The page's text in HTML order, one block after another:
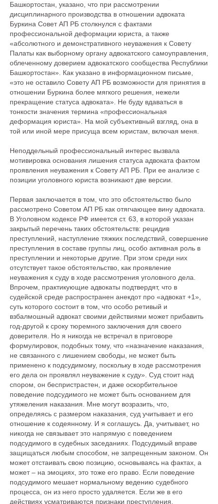
Башкортостан, указано, что при рассмотрении
дисциплинарного производства в отношении адвоката
Буркина Совет АП РБ столкнулся с фактами
профессиональной деформации юриста, а также
«абсолютного и демонстративного неуважения к Совету
Палаты как выборному органу адвокатского самоуправления,
облеченному доверием адвокатского сообщества Республики
Башкортостан». Как указано в информационном письме,
«это не оставило Совету АП РБ возможности для принятия в
отношении Буркина более мягкого решения, нежели
прекращение статуса адвоката». Не буду вдаваться в
тонкости значения термина «профессиональная
деформация юриста». На мой субъективный взгляд, она в
той или иной мере присуща всем юристам, включая меня.
Неподдельный профессиональный интерес вызвала
мотивировка основания лишения статуса адвоката фактом
проявления неуважения к Совету АП РБ. При ее анализе с
позиции уголовного юриста возникают две версии.
Первая заключается в том, что это обстоятельство было
рассмотрено Советом АП РБ как отягчающее вину адвоката.
В Уголовном кодексе РФ имеется ст. 63, в которой указан
закрытый перечень таких обстоятельств: рецидив
преступлений, наступление тяжких последствий, совершение
преступления в составе группы лиц, особо активная роль в
преступлении и некоторые другие. При этом среди них
отсутствует такое обстоятельство, как проявление
неуважения к суду в ходе рассмотрения уголовного дела.
Впрочем, практикующие адвокаты подтвердят, что в
судейской среде распространен анекдот про «адвокат +1»,
суть которого состоит в том, что особо ретивый и
взбалмошный адвокат своими действиями может прибавить
год-другой к сроку тюремного заключения для своего
доверителя. Но я никогда не встречал в приговоре
формулировок, подобных тому, что «назначение наказания,
не связанного с лишением свободы, не может быть
применено к подсудимому, поскольку в ходе рассмотрения
его дела он проявлял неуважение к суду». Суд стоит над
спором, он беспристрастен, и даже оскорбительное
поведение подсудимого не может быть основанием для
утяжеления наказания. Мне могут возразить, что,
определяясь с размером наказания, суд учитывает и его
отношение к содеянному. И я соглашусь. Да, учитывает, но
никогда не связывает это напрямую с поведением
подсудимого в судебных заседаниях. Подсудимый вправе
защищаться любым способом, не запрещенным законом. Он
может отстаивать свою позицию, основываясь на фактах, а
может – на эмоциях, это тоже его право. Если поведение
подсудимого мешает нормальному ведению судебного
процесса, он из него просто удаляется. Если же в его
действиях усматриваются признаки преступления,